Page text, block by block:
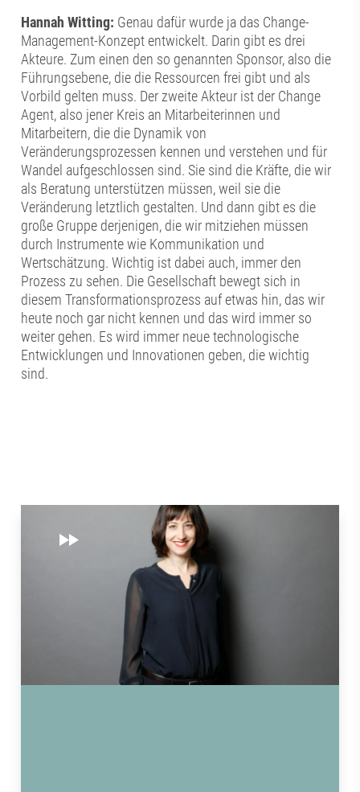
Hannah Witting: Genau dafür wurde ja das Change-
Management-Konzept entwickelt. Darin gibt es drei
Akteure. Zum einen den so genannten Sponsor, also die
Führungsebene, die die Ressourcen frei gibt und als
Vorbild gelten muss. Der zweite Akteur ist der Change
Agent, also jener Kreis an Mitarbeiterinnen und
Mitarbeitern, die die Dynamik von
Veränderungsprozessen kennen und verstehen und für
Wandel aufgeschlossen sind. Sie sind die Kräfte, die wir
als Beratung unterstützen müssen, weil sie die
Veränderung letztlich gestalten. Und dann gibt es die
große Gruppe derjenigen, die wir mitziehen müssen
durch Instrumente wie Kommunikation und
Wertschätzung. Wichtig ist dabei auch, immer den
Prozess zu sehen. Die Gesellschaft bewegt sich in
diesem Transformationsprozess auf etwas hin, das wir
heute noch gar nicht kennen und das wird immer so
weiter gehen. Es wird immer neue technologische
Entwicklungen und Innovationen geben, die wichtig
sind.